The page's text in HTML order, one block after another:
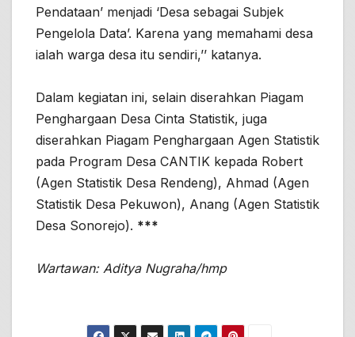
Pendataan’ menjadi ‘Desa sebagai Subjek
Pengelola Data’. Karena yang memahami desa
ialah warga desa itu sendiri,’’ katanya.
Dalam kegiatan ini, selain diserahkan Piagam
Penghargaan Desa Cinta Statistik, juga
diserahkan Piagam Penghargaan Agen Statistik
pada Program Desa CANTIK kepada Robert
(Agen Statistik Desa Rendeng), Ahmad (Agen
Statistik Desa Pekuwon), Anang (Agen Statistik
Desa Sonorejo). ***
Wartawan: Aditya Nugraha/hmp